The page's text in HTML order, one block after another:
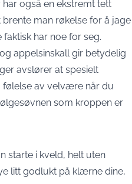
også en ekstremt tett
man røkelse for å jage
har noe for seg.
appelsinskall gir betydelig
avslører at spesielt
følelse av velvære når du
som kroppen er
starte i kveld, helt uten
litt godlukt på klærne dine,